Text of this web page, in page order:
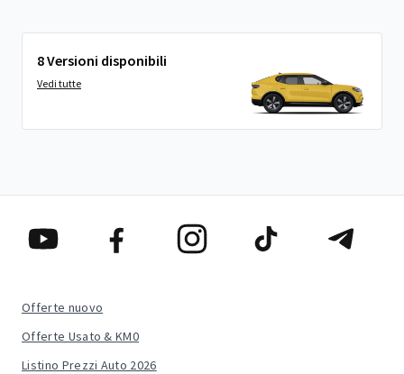
8 Versioni disponibili
Vedi tutte
Offerte nuovo
Offerte Usato & KM0
Listino Prezzi Auto 2026